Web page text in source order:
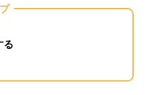
る